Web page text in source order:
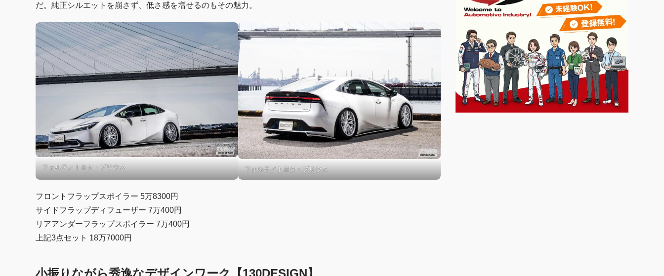
だ。純正シルエットを崩さず、低さ感を増せるのもその魅力。
フォルテ／トヨタ・プリウス フォルテ／トヨタ・プリウス
フロントフラップスポイラー 5万8300円
サイドフラップディフューザー 7万400円
リアアンダーフラップスポイラー 7万400円
上記3点セット 18万7000円